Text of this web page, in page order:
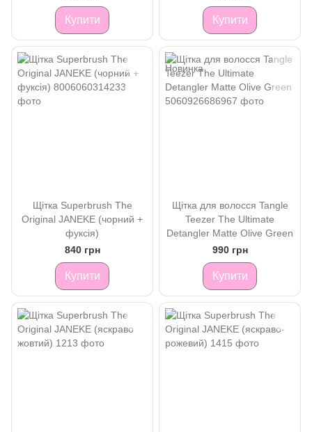
Купити Купити
Щітка Superbrush The
Original JANEKE (чорний +
фуксія)
840 грн
Купити
Щітка для волосся Tangle
Teezer The Ultimate
Detangler Matte Olive Green
990 грн
Купити